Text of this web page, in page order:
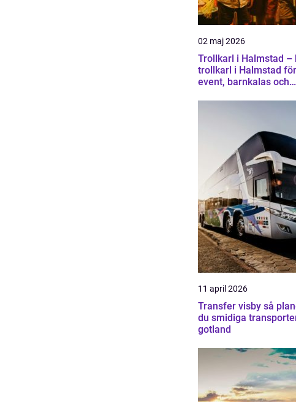
02 maj 2026
Trollkarl i Halmstad –
trollkarl i Halmstad för
event, barnkalas och
11 april 2026
Transfer visby så planerar
du smidiga
gotland